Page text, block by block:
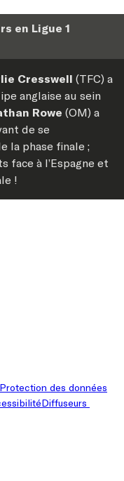
en Ligue 1
Cresswell (TFC) a
anglaise au sein
Rowe (OM) a
de se
la phase finale ;
face à l’Espagne et
!
Protection des données
Diffuseurs